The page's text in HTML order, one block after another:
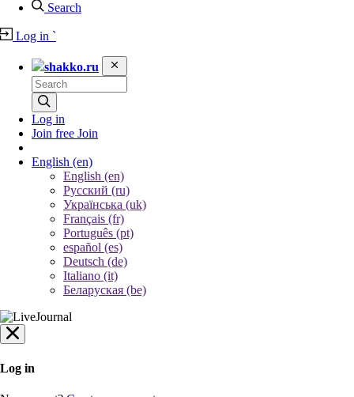
Search
Log in `
shakko.ru
Log in
Join free Join
English (en)
English (en)
Русский (ru)
Українська (uk)
Français (fr)
Português (pt)
español (es)
Deutsch (de)
Italiano (it)
Беларуская (be)
Log in